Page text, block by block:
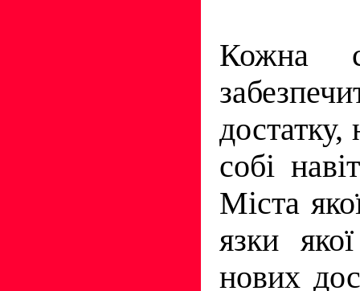
Кожна
собі
Міста
язки
нових